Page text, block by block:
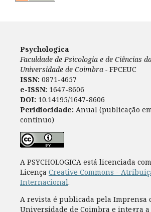
Psychologica
Faculdade de Psicologia e de Ciências
Universidade de Coimbra - FPCEUC
ISSN: 0871-4657
e-ISSN: 1647-8606
DOI: 10.14195/1647-8606
Peridiocidade: Anual (publicação
contínuo)
A PSYCHOLOGICA está licenciada
Licença Creative Commons -
Internacional.
A revista é publicada pela Imprensa
Universidade de Coimbra e integra a